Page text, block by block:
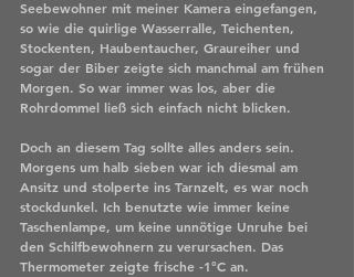
Seebewohner mit meiner Kamera eingefangen,
so wie die quirlige Wasserralle, Teichenten,
Stockenten, Haubentaucher, Graureiher und
sogar der Biber zeigte sich manchmal am frühen
Morgen. So war immer was los, aber die
Rohrdommel ließ sich einfach nicht blicken.
Doch an diesem Tag sollte alles anders sein.
Morgens um halb sieben war ich diesmal am
Ansitz und stolperte ins Tarnzelt, es war noch
stockdunkel. Ich benutzte wie immer keine
Taschenlampe, um keine unnötige Unruhe bei
den Schilfbewohnern zu verursachen. Das
Thermometer zeigte frische -1°C an.